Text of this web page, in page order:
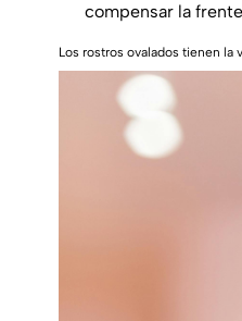
compensar la
Los rostros ovalados tienen la